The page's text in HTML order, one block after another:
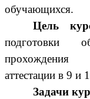
обучающихся.
Цель
подготовки
прохождения
аттестации в 9 и
Задачи